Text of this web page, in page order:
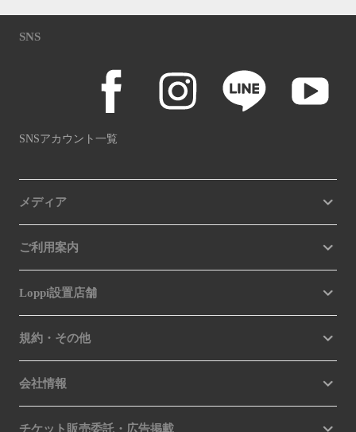
SNS
SNSアカウント一覧
メディア
ご利用案内
Loppi設置店舗
規約・その他
会社情報
チケット販売委託・広告掲載